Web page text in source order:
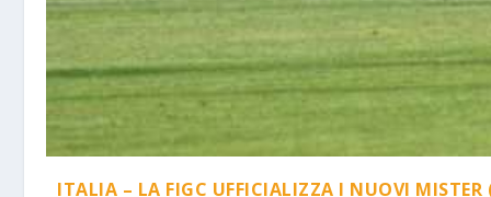
ITALIA – LA FIGC UFFICIALIZZA I NUOVI MISTER